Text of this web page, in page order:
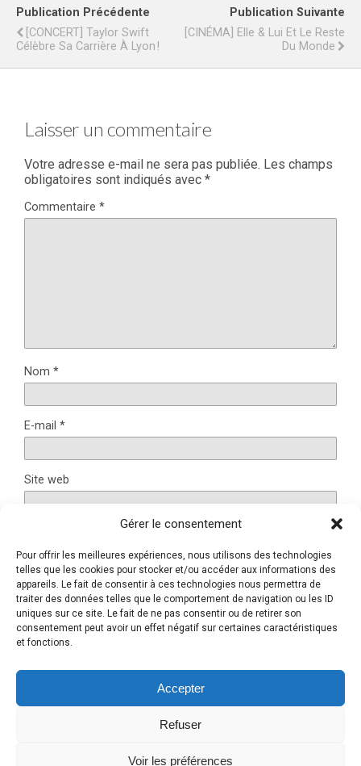
Gérer le consentement
Pour offrir les meilleures expériences, nous utilisons des technologies
telles que les cookies pour stocker et/ou accéder aux informations des
appareils. Le fait de consentir à ces technologies nous permettra de
traiter des données telles que le comportement de navigation ou les ID
uniques sur ce site. Le fait de ne pas consentir ou de retirer son
consentement peut avoir un effet négatif sur certaines caractéristiques
et fonctions.
Accepter
Refuser
Voir les préférences
Publication Précédente
[CONCERT] Taylor Swift
Célèbre Sa Carrière À Lyon !
Publication Suivante
[CINÉMA] Elle & Lui Et Le Reste
Du Monde
Laisser un commentaire
Votre adresse e-mail ne sera pas publiée. Les champs
obligatoires sont indiqués avec *
Commentaire *
Nom *
E-mail *
Site web
Ce site utilise Akismet pour réduire les indésirables.En
savoir plus sur la façon dont les données de vos
commentaires sont traitées.
Retour au début